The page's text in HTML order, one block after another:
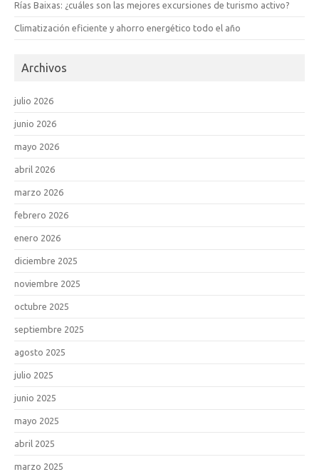
Rías Baixas: ¿cuáles son las mejores excursiones de turismo activo?
Climatización eficiente y ahorro energético todo el año
Archivos
julio 2026
junio 2026
mayo 2026
abril 2026
marzo 2026
febrero 2026
enero 2026
diciembre 2025
noviembre 2025
octubre 2025
septiembre 2025
agosto 2025
julio 2025
junio 2025
mayo 2025
abril 2025
marzo 2025